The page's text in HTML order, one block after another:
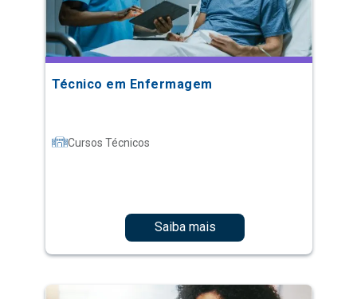
Técnico em Enfermagem
Cursos Técnicos
Saiba mais